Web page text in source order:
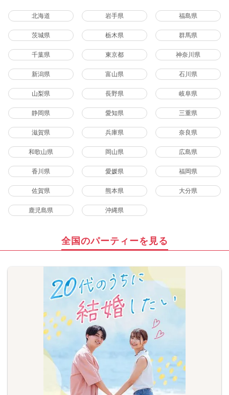
北海道 岩手県 福島県
茨城県 栃木県 群馬県
千葉県 東京都 神奈川県
新潟県 富山県 石川県
山梨県 長野県 岐阜県
静岡県 愛知県 三重県
滋賀県 兵庫県 奈良県
和歌山県 岡山県 広島県
香川県 愛媛県 福岡県
佐賀県 熊本県 大分県
鹿児島県 沖縄県
全国のパーティーを見る